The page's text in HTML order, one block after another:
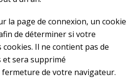
la page de connexion, un cookie
de déterminer si votre
Il ne contient pas de
sera supprimé
de votre navigateur.